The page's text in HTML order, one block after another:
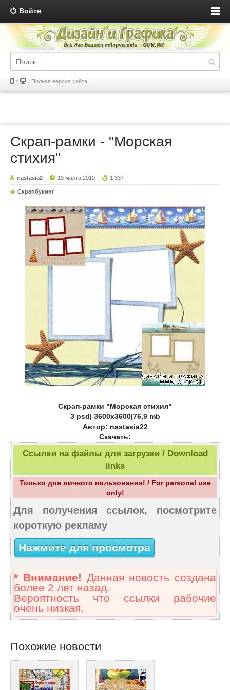
Войти
Полная версия сайта
Скрап-рамки - "Морская
стихия"
nastasia2 19 марта 2010 1 337
Скрапбукинг
Скрап-рамки "Морская стихия"
3 psd| 3600x3600|76,9 mb
Автор: nastasia22
Скачать:
Ссылки на файлы для загрузки / Download
links
Только для личного пользования! / For personal use
only!
Для получения ссылок, посмотрите
короткую рекламу
Нажмите для просмотра
* Внимание! Данная новость создана
более 2 лет назад.
Вероятность что ссылки рабочие
очень низкая.
Похожие новости